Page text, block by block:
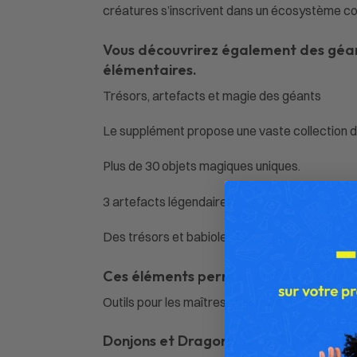
créatures s’inscrivent dans un écosystème
Vous découvrirez également des
élémentaires.
Trésors, artefacts et magie des géants
Le supplément propose une vaste collection
Plus de 30 objets magiques uniques.
3 artefacts légendaires liés aux géants.
Des trésors et babioles fascinants trouvés
Ces éléments permettent
Outils pour les maîtres du donjon
Donjons et Dragons 5 : La Gloire des